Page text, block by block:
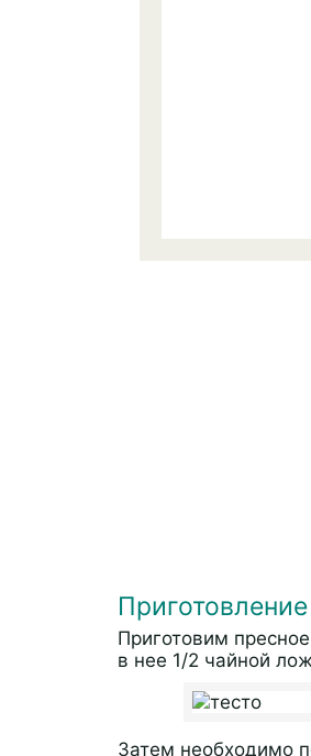
Приготовление
Приготовим
в нее 1/2 чайной
Затем необходимо